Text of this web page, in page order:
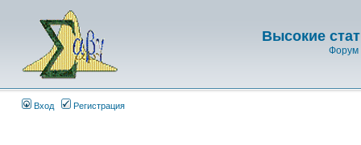
Высокие
Форум
Вход Регистрация